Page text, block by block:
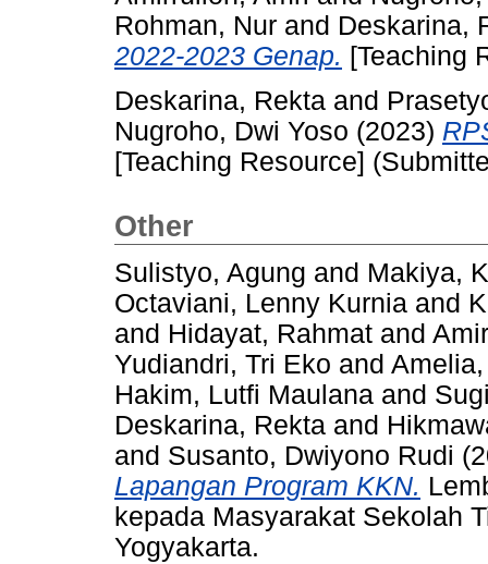
Rohman, Nur and Deskarina,
2022-2023 Genap. [Teaching
Deskarina, Rekta and
Nugroho, Dwi Yoso (2023)
[Teaching Resource]
Other
Sulistyo, Agung and Makiya,
Octaviani, Lenny Kurnia and
and Hidayat, Rahmat and
Yudiandri, Tri Eko and
Hakim, Lutfi Maulana and
Deskarina, Rekta and
and Susanto, Dwiyono Rudi
Lapangan Program KKN.
kepada Masyarakat Sekolah
Yogyakarta.